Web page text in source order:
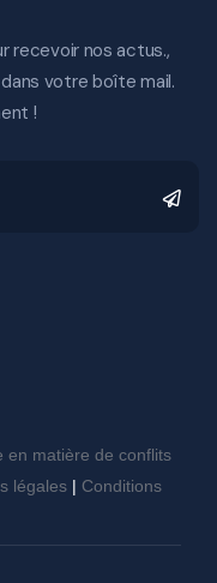
recevoir nos actus.,
votre boîte mail.
!
en matière de conflits
légales | Conditions